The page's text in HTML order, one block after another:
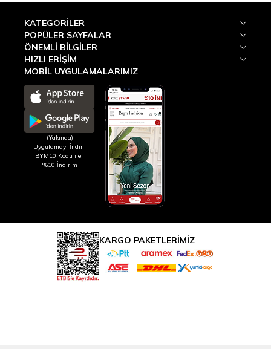
KATEGORILER
POPÜLER SAYFALAR
ÖNEMLI BILGILER
HIZLI ERIŞIM
MOBİL UYGULAMALARIMIZ
(Yakında)
Uygulamayı İndir
BYM10 Kodu ile
%10 İndirim
KARGO PAKETLERİMİZ